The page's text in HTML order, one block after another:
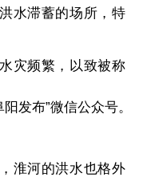
水滞蓄的场所，特
灾频繁，以致被称
发布”微信公众号。
淮河的洪水也格外